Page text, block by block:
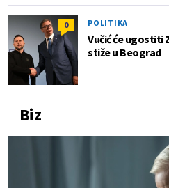
0 POLITIKA
Vučić će ugostiti
stiže u Beograd
Biz